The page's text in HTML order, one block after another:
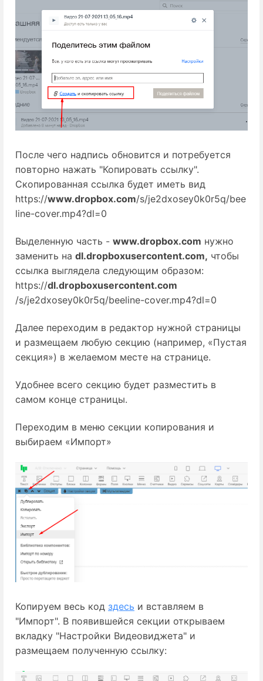
После чего надпись обновится и потребуется
повторно нажать "Копировать ссылку".
Скопированная ссылка будет иметь вид
https://www.dropbox.com/s/je2dxosey0k0r5q/bee
line-cover.mp4?dl=0
Выделенную часть - www.dropbox.com нужно
заменить на dl.dropboxusercontent.com, чтобы
ссылка выглядела следующим образом:
https://dl.dropboxusercontent.com
/s/je2dxosey0k0r5q/beeline-cover.mp4?dl=0
Далее переходим в редактор нужной страницы
и размещаем любую секцию (например, «Пустая
секция») в желаемом месте на странице.
Удобнее всего секцию будет разместить в
самом конце страницы.
Переходим в меню секции копирования и
выбираем «Импорт»
Копируем весь код здесь и вставляем в
"Импорт". В появившейся секции открываем
вкладку "Настройки Видеовиджета" и
размещаем полученную ссылку: